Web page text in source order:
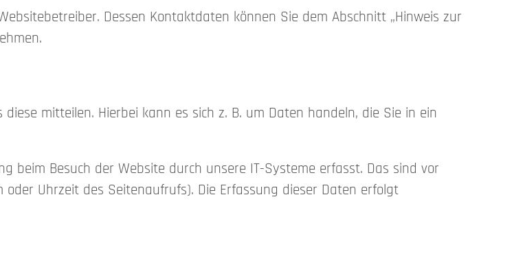
Dessen Kontaktdaten können Sie dem Abschnitt „Hinweis zur
mitteilen. Hierbei kann es sich z. B. um Daten handeln, die Sie in ein
beim Besuch der Website durch unsere IT-Systeme erfasst. Das sind vor
Uhrzeit des Seitenaufrufs). Die Erfassung dieser Daten erfolgt